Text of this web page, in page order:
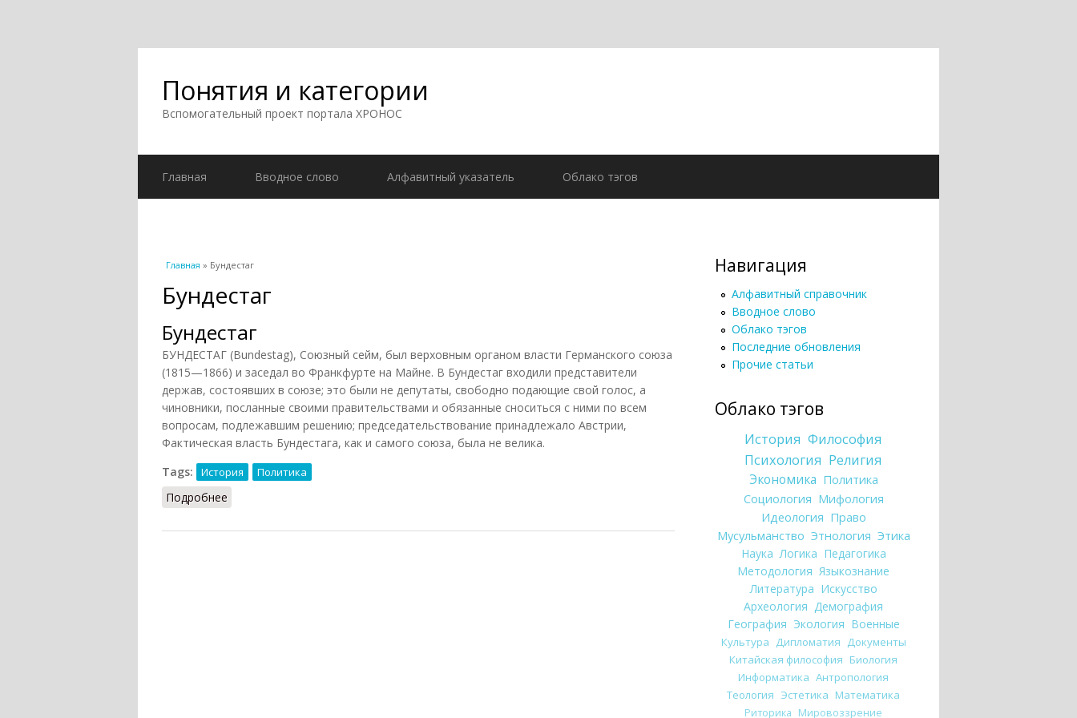
Понятия и категории
Вспомогательный проект портала ХРОНОС
Главная Вводное слово Алфавитный указатель Облако тэгов
Вы здесь
Главная » Бундестаг
Бундестаг
Бундестаг
БУНДЕСТАГ (Bundestag), Союзный сейм, был верховным органом власти Германского союза
(1815—1866) и заседал во Франкфурте на Майне. В Бундестаг входили представители
держав, состоявших в союзе; это были не депутаты, свободно подающие свой голос, а
чиновники, посланные своими правительствами и обязанные сноситься с ними по всем
вопросам, подлежавшим решению; председательствование принадлежало Австрии,
Фактическая власть Бундестага, как и самого союза, была не велика.
Tags:
История Политика
Подробнее
Навигация
Алфавитный справочник
Вводное слово
Облако тэгов
Последние обновления
Прочие статьи
Облако тэгов
История Философия
Психология Религия
Экономика Политика
Социология Мифология
Идеология Право
Мусульманство Этнология Этика
Наука Логика Педагогика
Методология Языкознание
Литература Искусство
Археология Демография
География Экология Военные
Культура Дипломатия Документы
Китайская философия Биология
Информатика Антропология
Теология Эстетика Математика
Риторика Мировоззрение